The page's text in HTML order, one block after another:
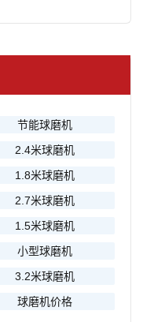
节能球磨机
2.4米球磨机
1.8米球磨机
2.7米球磨机
1.5米球磨机
小型球磨机
3.2米球磨机
球磨机价格